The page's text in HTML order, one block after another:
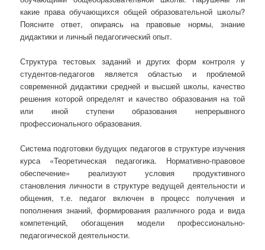
какие права обучающихся общей образовательной школы?
Поясните ответ, опираясь на правовые нормы, знание
дидактики и личный педагогический опыт.
Структура тестовых заданий и других форм контроля у
студентов-педагогов является областью и проблемой
современной дидактики средней и высшей школы, качество
решения которой определят и качество образования на той
или иной ступени образования непрерывного
профессионального образования.
Система подготовки будущих педагогов в структуре изучения
курса «Теоретическая педагогика. Нормативно-правовое
обеспечение» реализуют условия продуктивного
становления личности в структуре ведущей деятельности и
общения, т.е. педагог включен в процесс получения и
пополнения знаний, формирования различного рода и вида
компетенций, обогащения модели профессионально-
педагогической деятельности.